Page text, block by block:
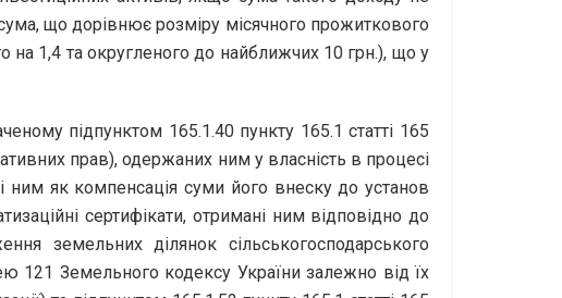
що дорівнює розміру місячного прожиткового
на 1,4 та округленого до найближчих 10 грн.), що у
підпунктом 165.1.40 пункту 165.1 статті 165
прав), одержаних ним у власність в процесі
ним як компенсація суми його внеску до установ
сертифікати, отримані ним відповідно до
земельних ділянок сільськогосподарського
121 Земельного кодексу України залежно від їх